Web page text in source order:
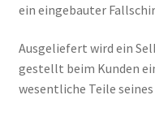
ein eingebauter
Ausgeliefert wird ein
gestellt beim Kunden
wesentliche Teile